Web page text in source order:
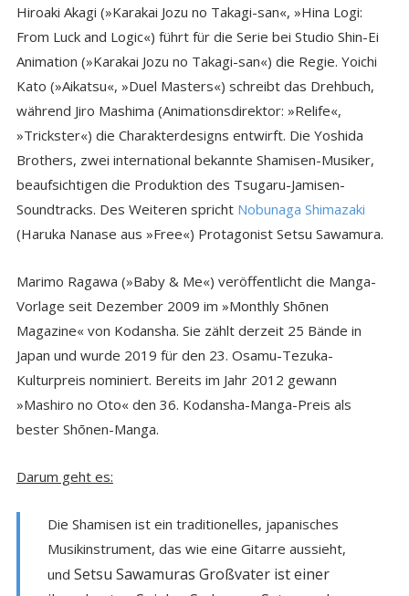
Hiroaki Akagi (»Karakai Jozu no Takagi-san«, »Hina Logi:
From Luck and Logic«) führt für die Serie bei Studio Shin-Ei
Animation (»Karakai Jozu no Takagi-san«) die Regie. Yoichi
Kato (»Aikatsu«, »Duel Masters«) schreibt das Drehbuch,
während Jiro Mashima (Animationsdirektor: »Relife«,
»Trickster«) die Charakterdesigns entwirft. Die Yoshida
Brothers, zwei international bekannte Shamisen-Musiker,
beaufsichtigen die Produktion des Tsugaru-Jamisen-
Soundtracks. Des Weiteren spricht Nobunaga Shimazaki
(Haruka Nanase aus »Free«) Protagonist Setsu Sawamura.
Marimo Ragawa (»Baby & Me«) veröffentlicht die Manga-
Vorlage seit Dezember 2009 im »Monthly Shōnen
Magazine« von Kodansha. Sie zählt derzeit 25 Bände in
Japan und wurde 2019 für den 23. Osamu-Tezuka-
Kulturpreis nominiert. Bereits im Jahr 2012 gewann
»Mashiro no Oto« den 36. Kodansha-Manga-Preis als
bester Shōnen-Manga.
Darum geht es:
Die Shamisen ist ein traditionelles, japanisches
Musikinstrument, das wie eine Gitarre aussieht,
und Setsu Sawamuras Großvater ist einer